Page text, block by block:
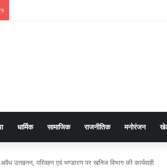
धार्मिक सामाजिक राजनीतिक मनोरंजन
उत्खनन, परिवहन एवं भण्डारण पर खनिज विभाग की कार्यवाही